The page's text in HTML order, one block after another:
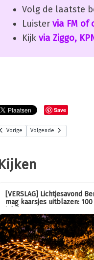
Volg de laatste
Luister via FM of
Kijk via Ziggo,
Save
Vorige Volgende
[VERSLAG] Lichtjesavond
mag kaarsjes uitblazen: